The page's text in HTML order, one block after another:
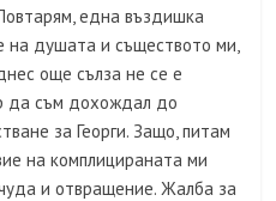
една въздишка
на душата и съществото ми,
още сълза не се е
да съм дохождал до
за Георги. Защо, питам
на комплицираната ми
и отвращение. Жалба за